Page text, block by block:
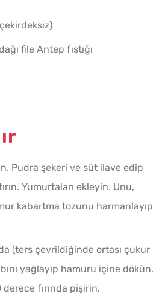
file Antep fıstığı
Pudra şekeri ve süt ilave edip
Yumurtaları ekleyin. Unu,
kabartma tozunu harmanlayıp
(ters çevrildiğinde ortası çukur
yağlayıp hamuru içine dökün.
derece fırında pişirin.